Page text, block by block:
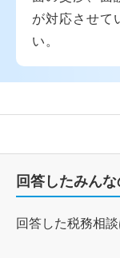
が対応させて
い。
回答したみん
回答した税務相談